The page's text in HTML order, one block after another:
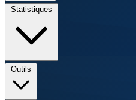
Statistiques
Outils